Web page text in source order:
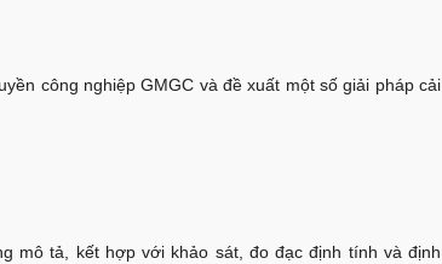
công nghiệp GMGC và đề xuất một số giải pháp cải
mô tả, kết hợp với khảo sát, đo đạc định tính và định